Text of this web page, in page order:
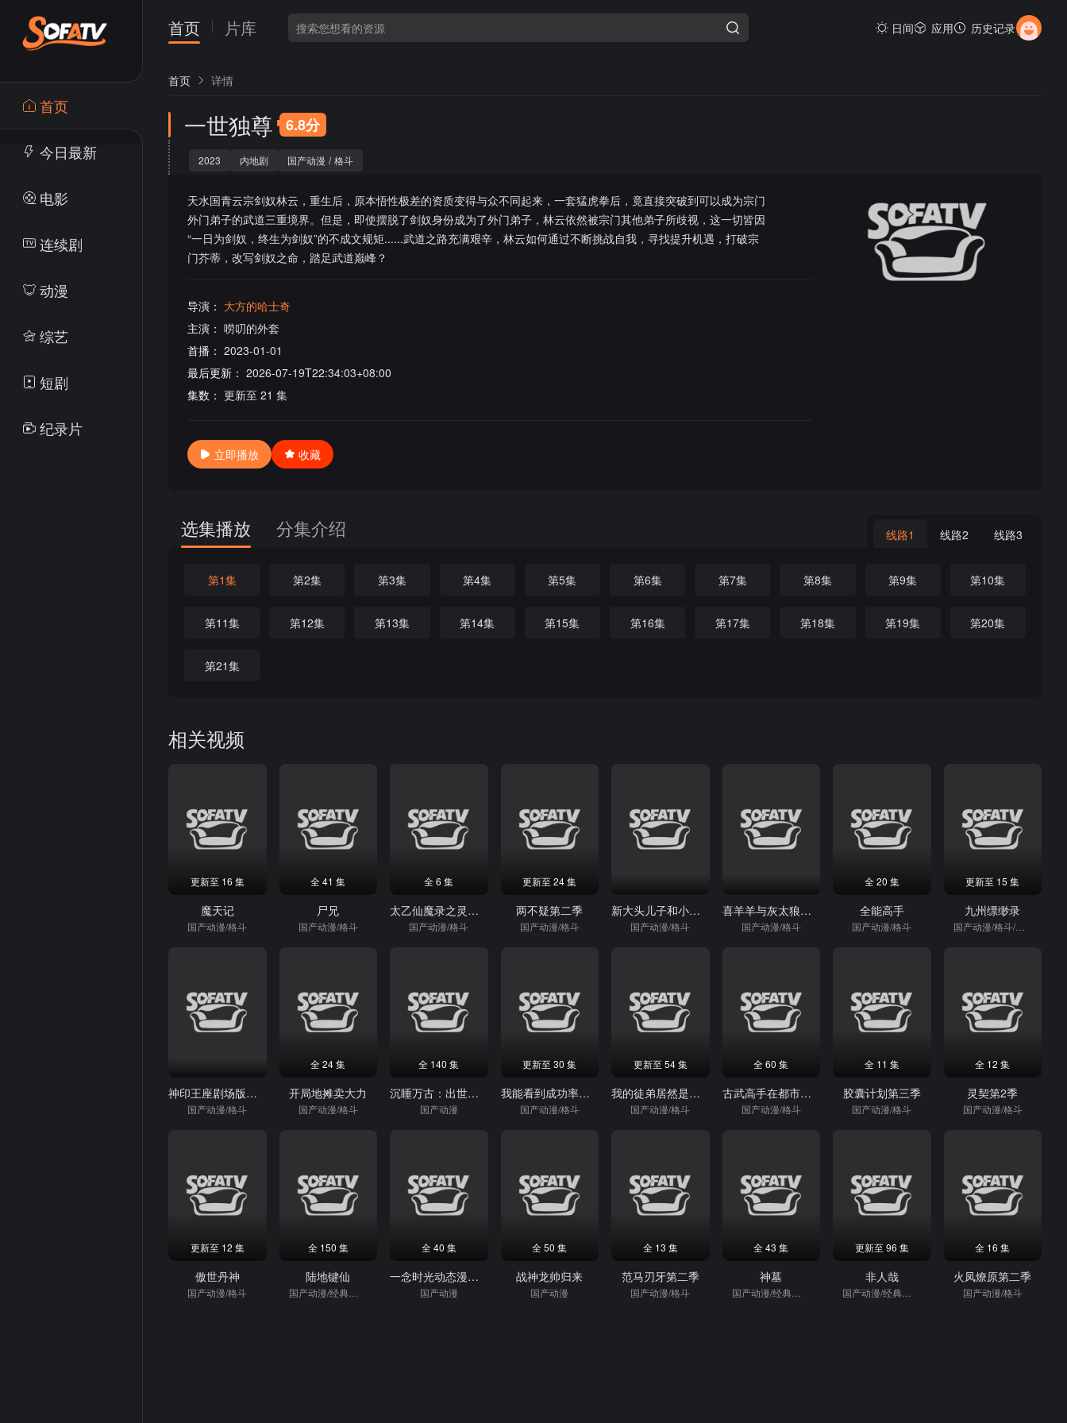
首页
今日最新
电影
连续剧
动漫
综艺
短剧
纪录片
首页 片库 日间 应用 历史记录
首页 详情
一世独尊 6.8分
2023 内地剧 国产动漫 / 格斗
天水国青云宗剑奴林云，重生后，原本悟性极差的资质变得与众不同起来，一套猛虎拳后，竟直接突破到可以成为宗门
外门弟子的武道三重境界。但是，即使摆脱了剑奴身份成为了外门弟子，林云依然被宗门其他弟子所歧视，这一切皆因
“一日为剑奴，终生为剑奴”的不成文规矩......武道之路充满艰辛，林云如何通过不断挑战自我，寻找提升机遇，打破宗
门芥蒂，改写剑奴之命，踏足武道巅峰？
导演： 大方的哈士奇
主演： 唠叨的外套
首播： 2023-01-01
最后更新： 2026-07-19T22:34:03+08:00
集数： 更新至 21 集
立即播放 收藏
选集播放 分集介绍 线路1 线路2 线路3
第1集 第2集 第3集 第4集 第5集 第6集 第7集 第8集 第9集 第10集
第11集 第12集 第13集 第14集 第15集 第16集 第17集 第18集 第19集 第20集
第21集
相关视频
更新至 16 集
魔天记
国产动漫/格斗
全 41 集
尸兄
国产动漫/格斗
全 6 集
太乙仙魔录之灵飞纪精编版
国产动漫/格斗
更新至 24 集
两不疑第二季
国产动漫/格斗
新大头儿子和小头爸爸3：俄罗斯奇遇记
国产动漫/格斗
喜羊羊与灰太狼之喜气羊羊过蛇年
国产动漫/格斗
全 20 集
全能高手
国产动漫/格斗
更新至 15 集
九州缥缈录
国产动漫/格斗/国产剧
神印王座剧场版：伊莱克斯传奇
国产动漫/格斗
全 24 集
开局地摊卖大力
国产动漫/格斗
全 140 集
沉睡万古：出世横推诸天动态漫画
国产动漫
更新至 30 集
我能看到成功率第三季
国产动漫/格斗
更新至 54 集
我的徒弟居然是女帝动态漫画
国产动漫/格斗
全 60 集
古武高手在都市动态漫画第3季
国产动漫/格斗
全 11 集
胶囊计划第三季
国产动漫/格斗
全 12 集
灵契第2季
国产动漫/格斗
更新至 12 集
傲世丹神
国产动漫/格斗
全 150 集
陆地键仙
国产动漫/经典国漫/格斗
全 40 集
一念时光动态漫画第1季
国产动漫
全 50 集
战神龙帅归来
国产动漫
全 13 集
范马刃牙第二季
国产动漫/格斗
全 43 集
神墓
国产动漫/经典国漫/动作片/格斗
更新至 96 集
非人哉
全 16 集
火凤燎原第二季
国产动漫/格斗